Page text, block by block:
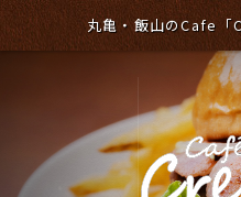
丸亀・飯山のCafe